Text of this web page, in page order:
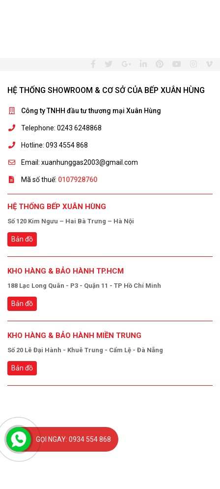
HỆ THỐNG SHOWROOM & CƠ SỞ CỦA BẾP XUÂN HÙNG
Công ty TNHH đầu tư thương mại Xuân Hùng
Telephone: 0243 6248868
Hotline: 093 4554 868
Email: xuanhunggas2003@gmail.com
Mã số thuế: 0107928760
HỆ THỐNG BẾP XUÂN HÙNG
Số 120 Kim Ngưu – Hai Bà Trưng – Hà Nội
Bản đồ
KHO HÀNG & BẢO HÀNH TP.HCM
188 Lạc Long Quân - P3 - Quận 11 - TP Hồ Chí Minh
Bản đồ
KHO HÀNG & BẢO HÀNH MIỀN TRUNG
Số 20 Lê Đại Hành - Khuê Trung - Cẩm Lệ - Đà Nẵng
Bản đồ
GỌI NGAY: 0934 554 868